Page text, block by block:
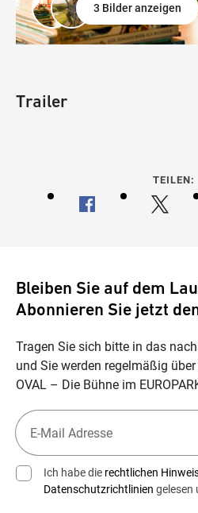
3 Bilder anzeigen
Trailer
TEILEN:
Bleiben Sie auf dem
Abonnieren Sie jetzt
Tragen Sie sich bitte in das
und Sie werden regelmäßig
OVAL – Die Bühne im
Ich habe die rechtlichen
Datenschutzrichtlinien gelesen